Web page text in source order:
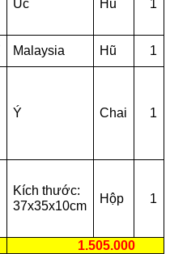
Úc Hũ 1
Malaysia Hũ 1
Ý Chai 1
Kích thước:
37x35x10cm
Hộp 1
1.505.000